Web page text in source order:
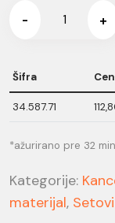
- +
Šifra
34.587.71
*ažurirano pre 32
Kategorije:
materijal,